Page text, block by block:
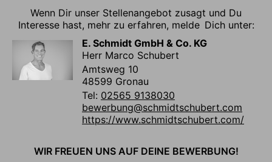
Wenn Dir unser Stellenangebot zusagt und Du
Interesse hast, mehr zu erfahren, melde Dich unter:
E. Schmidt GmbH & Co. KG
Herr Marco Schubert
Amtsweg 10
48599 Gronau
Tel: 02565 9138030
bewerbung@schmidtschubert.com
https://www.schmidtschubert.com/
WIR FREUEN UNS AUF DEINE BEWERBUNG!